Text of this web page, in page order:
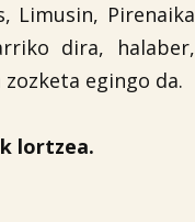
Limusin, Pirenaika
dira, halaber,
egingo da.
lortzea.